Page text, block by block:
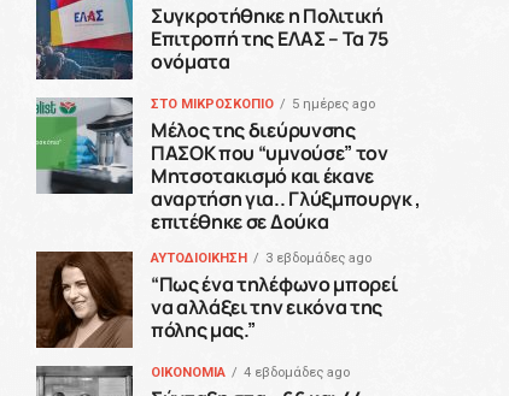
Συγκροτήθηκε η Πολιτική
Επιτροπή της ΕΛΑΣ – Τα 75
ονόματα
ΣΤΟ ΜΙΚΡΟΣΚΟΠΙΟ 5 ημέρες ago
Μέλος της διεύρυνσης
ΠΑΣΟΚ που “υμνούσε” τον
Μητσοτακισμό και έκανε
αναρτήση για.. Γλύξμπουργκ ,
επιτέθηκε σε Δούκα
ΑΥΤΟΔΙΟΙΚΗΣΗ 3 εβδομάδες ago
“Πως ένα τηλέφωνο μπορεί
να αλλάξει την εικόνα της
πόλης μας.”
ΟΙΚΟΝΟΜΙΑ 4 εβδομάδες ago